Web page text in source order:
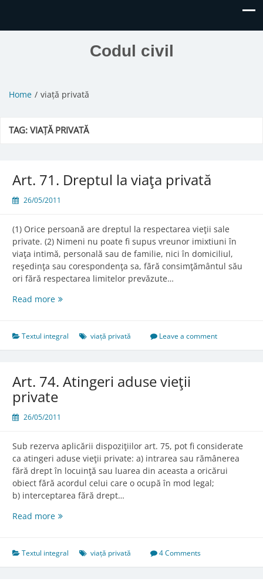
Codul civil
Home viață privată
TAG:VIAȚĂ PRIVATĂ
Art. 71. Dreptul la viaţa privată
26/05/2011
(1) Orice persoană are dreptul la respectarea vieţii sale
private. (2) Nimeni nu poate fi supus vreunor imixtiuni în
viaţa intimă, personală sau de familie, nici în domiciliul,
reşedinţa sau corespondenţa sa, fără consimţământul său
ori fără respectarea limitelor prevăzute…
Read moreArt.
la
viaţa
Textul integral viață privată Leave a comment
Art. 74. Atingeri aduse vieţii
private
26/05/2011
Sub rezerva aplicării dispoziţiilor art. 75, pot fi considerate
ca atingeri aduse vieţii private: a) intrarea sau rămânerea
fără drept în locuinţă sau luarea din aceasta a oricărui
obiect fără acordul celui care o ocupă în mod legal;
b) interceptarea fără drept…
Read moreArt.
aduse
vieţii
Textul integral viață privată 4 Comments